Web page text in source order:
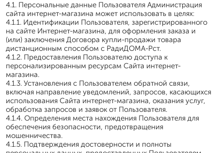
4.1. Персональные данные Пользователя Администрация
сайта интернет-магазина может использовать в целях:
4.1.1. Идентификации Пользователя, зарегистрированного
на сайте Интернет-магазина, для оформления заказа и
(или) заключения Договора купли-продажи товара
дистанционным способом с РадиДОМА-Рст.
4.1.2. Предоставления Пользователю доступа к
персонализированным ресурсам Сайта интернет-
магазина.
4.1.3. Установления с Пользователем обратной связи,
включая направление уведомлений, запросов, касающихся
использования Сайта интернет-магазина, оказания услуг,
обработка запросов и заявок от Пользователя.
4.1.4. Определения места нахождения Пользователя для
обеспечения безопасности, предотвращения
мошенничества.
4.1.5. Подтверждения достоверности и полноты